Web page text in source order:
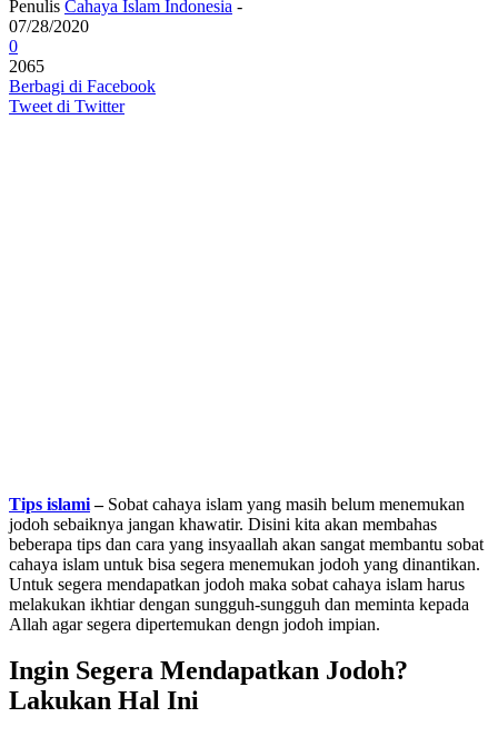
Penulis Cahaya Islam Indonesia -
07/28/2020
0
2065
Berbagi di Facebook
Tweet di Twitter
Tips islami– Sobat cahaya islam yang masih belum menemukan
jodoh sebaiknya jangan khawatir. Disini kita akan membahas
beberapa tips dan cara yang insyaallah akan sangat membantu sobat
cahaya islam untuk bisa segera menemukan jodoh yang dinantikan.
Untuk segera mendapatkan jodoh maka sobat cahaya islam harus
melakukan ikhtiar dengan sungguh-sungguh dan meminta kepada
Allah agar segera dipertemukan dengn jodoh impian.
Ingin Segera Mendapatkan Jodoh?
Lakukan Hal Ini